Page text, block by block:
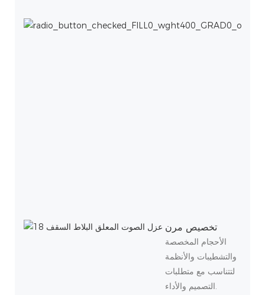
تخصيص مرن
الأحجام المخصصة
والتشطيبات والأنظمة
لتتناسب مع متطلبات
التصميم والأداء.